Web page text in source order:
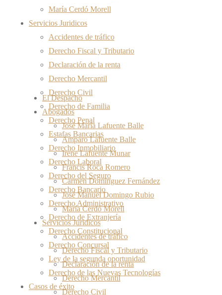
El Despacho
Abogados
José María Lafuente Balle
Amparo Lafuente Balle
Irene Lafuente Munar
Francis Roca Romero
Carmen Domínguez Fernández
José Manuel Domingo Rubio
María Cerdó Morell
Servicios Juridicos
Accidentes de tráfico
Derecho Fiscal y Tributario
Declaración de la renta
Derecho Mercantil
Derecho Civil
María Cerdó Morell
Servicios Juridicos
Accidentes de tráfico
Derecho Fiscal y Tributario
Declaración de la renta
Derecho Mercantil
Derecho Civil
Derecho de Familia
Derecho Penal
Estafas Bancarias
Derecho Inmobiliario
Derecho Laboral
Derecho del Seguro
Derecho Bancario
Derecho Administrativo
Derecho de Extranjería
Derecho Constitucional
Derecho Concursal
Ley de la segunda oportunidad
Derecho de las Nuevas Tecnologías
Casos de éxito